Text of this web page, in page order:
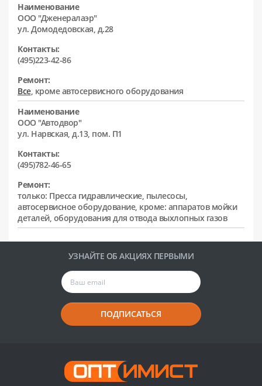
Наименование
ООО "Дженералаэр"
ул. Домодедовская, д.28
Контакты:
(495)223-42-86
Ремонт:
Все, кроме автосервисного оборудования
Наименование
ООО "Автодвор"
ул. Нарвская, д.13, пом. П1
Контакты:
(495)782-46-65
Ремонт:
только: Пресса гидравлические, пылесосы,
автосервисное оборудование, кроме: аппаратов мойки
деталей, оборудования для отвода выхлопных газов
УЗНАЙТЕ ОБ АКЦИЯХ ПЕРВЫМИ
ПОДПИСАТЬСЯ